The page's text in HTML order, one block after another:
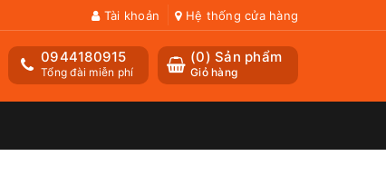
Tài khoản Hệ thống cửa hàng
(0) Sản phẩm
Giỏ hàng
0944180915
Tổng đài miễn phí